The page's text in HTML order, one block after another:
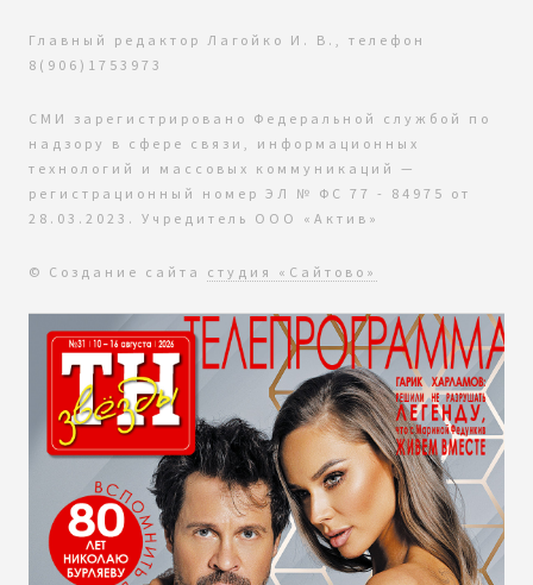
Главный редактор Лагойко И. В., телефон
8(906)1753973
СМИ зарегистрировано Федеральной службой по
надзору в сфере связи, информационных
технологий и массовых коммуникаций —
регистрационный номер ЭЛ № ФС 77 - 84975 от
28.03.2023. Учредитель ООО «Актив»
© Создание сайта студия «Сайтово»